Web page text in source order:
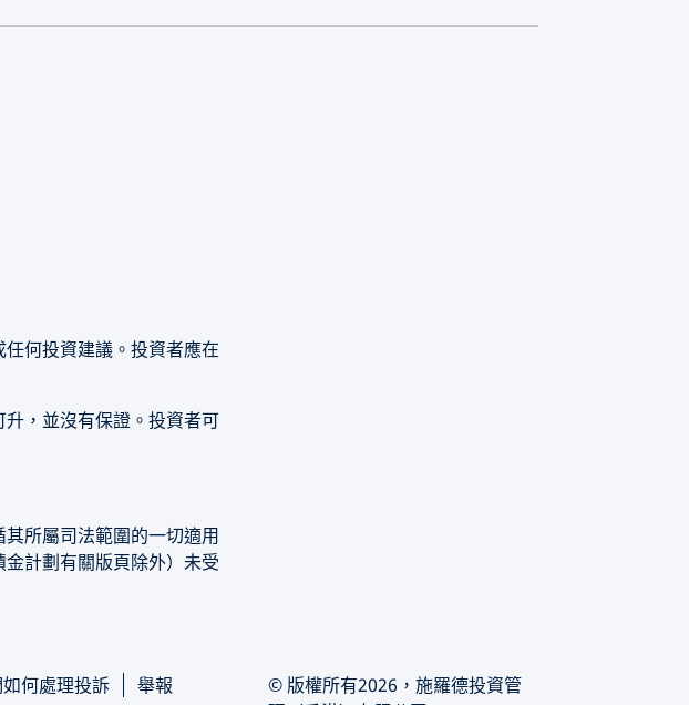
何投資建議。投資者應在
，並沒有保證。投資者可
所屬司法範圍的一切適用
計劃有關版頁除外）未受
何處理投訴 舉報
© 版權所有2026，施羅德投資管